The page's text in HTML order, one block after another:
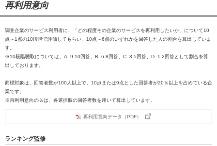
再利用意向
調査企業のサービス利用者に、「どの程度その企業のサービスを再利用したいか」について10
点～1点の10段階で評価してもらい、10点～6点のいずれかを回答した人の割合を算出していま
す。
※10段階聴取については、A=9-10回答、B=6-8回答、C=3-5回答、D=1-2回答として割合を算
出しております。
商標対象は、回答者数が100人以上で、10点または9点とした回答者が20％以上を占めている企
業です。
※再利用意向の％は、各選択肢の回答者数を用いて算出しています。
再利用意向データ（PDF）
ランキング監修